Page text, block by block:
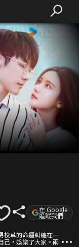
校草的命運糾纏在一
己，娛樂了大家。兩
在 Google
追蹤我們